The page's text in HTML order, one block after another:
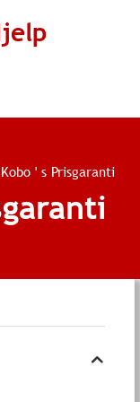
Kobo ' s Prisgaranti